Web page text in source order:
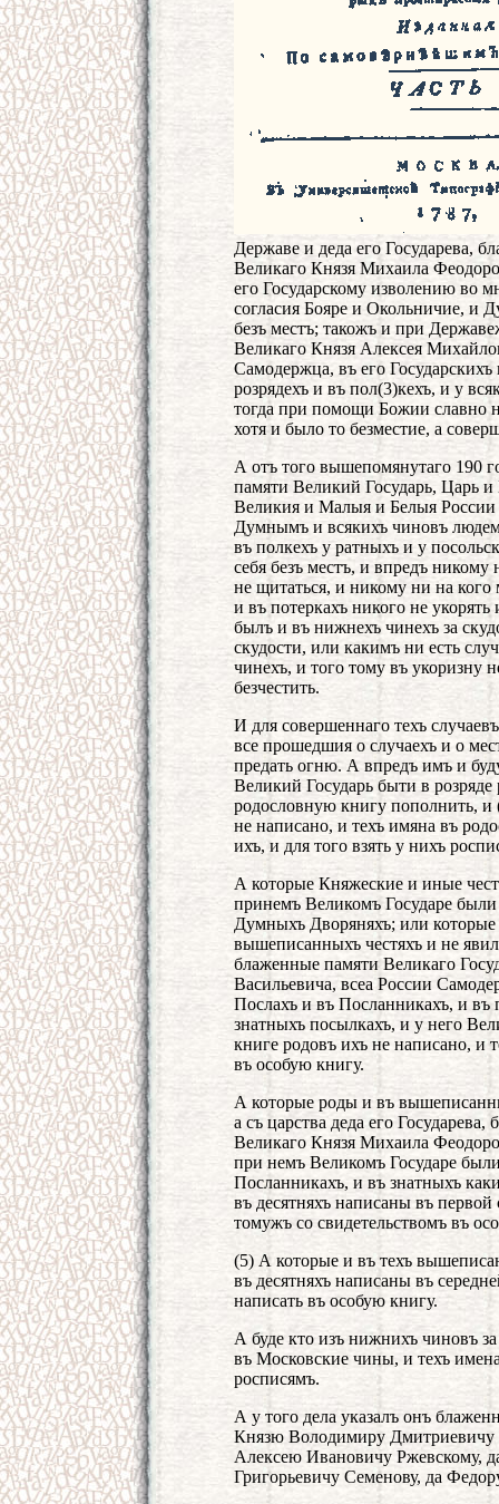
Державе и деда его Государева,
Великаго Князя Михаила
его Государскому изволению во
согласия Бояре и Окольничие,
безъ местъ; такожъ и при
Великаго Князя Алексея
Самодержца, въ его
розрядехъ и въ пол(3)кехъ, и у
тогда при помощи Божии славно
хотя и было то безместие, а
А отъ того вышепомянутаго 190
памяти Великий Государь, Царь
Великия и Малыя и Белыя
Думнымъ и всякихъ чиновъ
въ полкехъ у ратныхъ и у
себя безъ местъ, и впредъ
не щитаться, и никому ни на
и въ потеркахъ никого не
былъ и въ нижнехъ чинехъ за
скудости, или какимъ ни есть
чинехъ, и того тому въ укоризну
безчестить.
И для совершеннаго техъ
все прошедшия о случаехъ и о
предать огню. А впредъ имъ и
Великий Государь быти в
родословную книгу пополнить, и
не написано, и техъ имяна въ
ихъ, и для того взять у нихъ
А которые Княжеские и иные
принемъ Великомъ Государе
Думныхъ Дворяняхъ; или которые
вышеписанныхъ честяхъ и не
блаженные памяти Великаго
Васильевича, всеа России
Послахъ и въ Посланникахъ, и въ
знатныхъ посылкахъ, и у него
книге родовъ ихъ не написано, и
въ особую книгу.
А которые роды и въ
а съ царства деда его
Великаго Князя Михаила
при немъ Великомъ Государе
Посланникахъ, и въ знатныхъ
въ десятняхъ написаны въ первой
томужъ со свидетельствомъ въ
(5) А которые и въ техъ
въ десятняхъ написаны въ
написать въ особую книгу.
А буде кто изъ нижнихъ чиновъ
въ Московские чины, и техъ
росписямъ.
А у того дела указалъ онъ
Князю Володимиру Дмитриевичу
Алексею Ивановичу Ржевскому,
Григорьевичу Семенову, да